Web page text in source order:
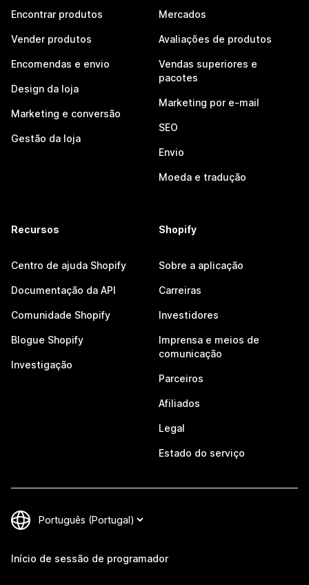
Encontrar produtos
Vender produtos
Encomendas e envio
Design da loja
Marketing e conversão
Gestão da loja
Mercados
Avaliações de produtos
Vendas superiores e
pacotes
Marketing por e-mail
SEO
Envio
Moeda e tradução
Recursos
Centro de ajuda Shopify
Documentação da API
Comunidade Shopify
Blogue Shopify
Investigação
Shopify
Sobre a aplicação
Carreiras
Investidores
Imprensa e meios de
comunicação
Parceiros
Afiliados
Legal
Estado do serviço
Início de sessão de programador